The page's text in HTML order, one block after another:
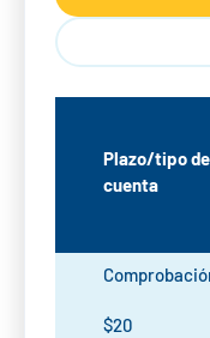
Plazo/tipo de
cuenta
$20